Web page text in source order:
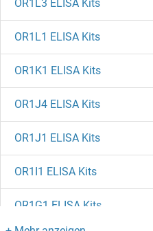
OR1L3 ELISA Kits
OR1L1 ELISA Kits
OR1K1 ELISA Kits
OR1J4 ELISA Kits
OR1J1 ELISA Kits
OR1I1 ELISA Kits
OR1G1 ELISA Kits